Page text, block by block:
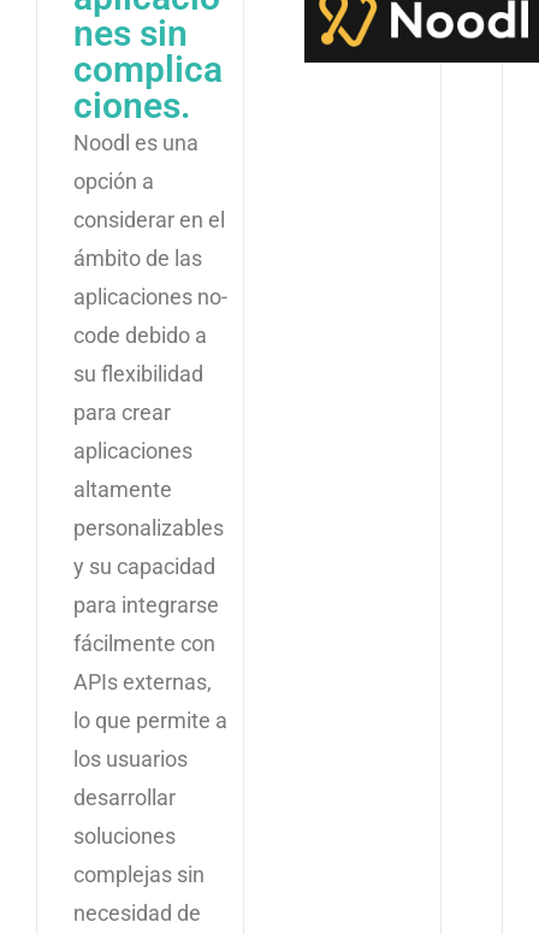
nes sin
complica
ciones.
Noodl es una
opción a
considerar en el
ámbito de las
aplicaciones no-
code debido a
su flexibilidad
para crear
aplicaciones
altamente
personalizables
y su capacidad
para integrarse
fácilmente con
APIs externas,
lo que permite a
los usuarios
desarrollar
soluciones
complejas sin
necesidad de